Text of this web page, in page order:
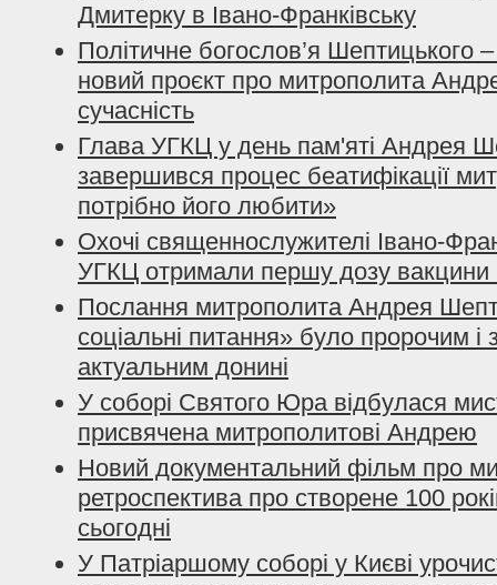
Дмитерку в Івано-Франківську
Політичне богослов’я Шептицького
новий проєкт про митрополита
сучасність
Глава УГКЦ у день пам'яті Андрея
завершився процес беатифікації
потрібно його любити»
Охочі священнослужителі Івано-
УГКЦ отримали першу дозу вакцини
Послання митрополита Андрея
соціальні питання» було пророчим і
актуальним донині
У соборі Святого Юра відбулася
присвячена митрополитові Андрею
Новий документальний фільм про
ретроспектива про створене 100
сьогодні
У Патріаршому соборі у Києві